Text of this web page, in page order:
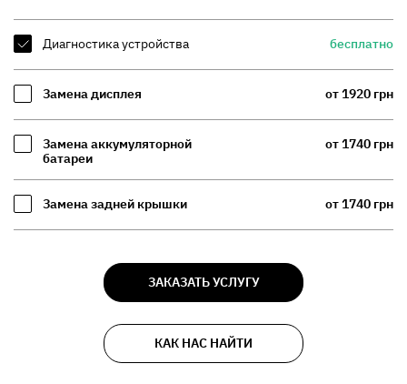
Диагностика устройства бесплатно
Замена дисплея от 1920 грн
Замена аккумуляторной
батареи
от 1740 грн
Замена задней крышки от 1740 грн
ЗАКАЗАТЬ УСЛУГУ
КАК НАС НАЙТИ